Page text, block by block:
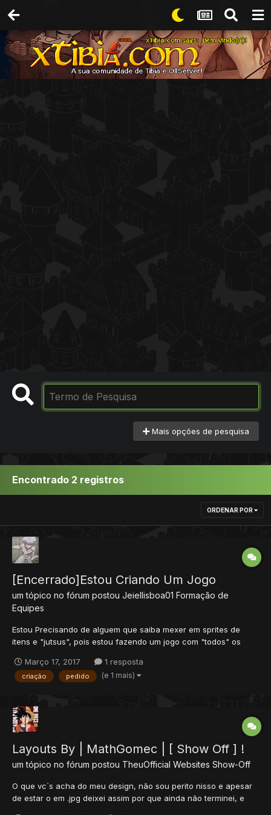
Mais opções de pesquisa
Encontrado 2 registros
ORDENAR POR
[Encerrado]Estou Criando Um Jogo
um tópico no fórum postou Jeiellisboa01 Formação de
Equipes
Estou Precisando de alguem que saiba mexer em sprites de
itens e "jutsus", pois estou fazendo um jogo com "todos" os
estao em meu blog, alem de sprites preciso também de makers
de mapas, se alguem tiver interesse pode me responder ai
Março 17, 2017 1 resposta
criação pedido (e 1 mais)
Layouts By | MathGomec | [ Show Off ] !
um tópico no fórum postou TheuOfficial Websites Show-Off
O que vc`s acha do meu design, não sou perito nisso e apesar
de estar o em .jpg deixei assim por que ainda não terminei, e